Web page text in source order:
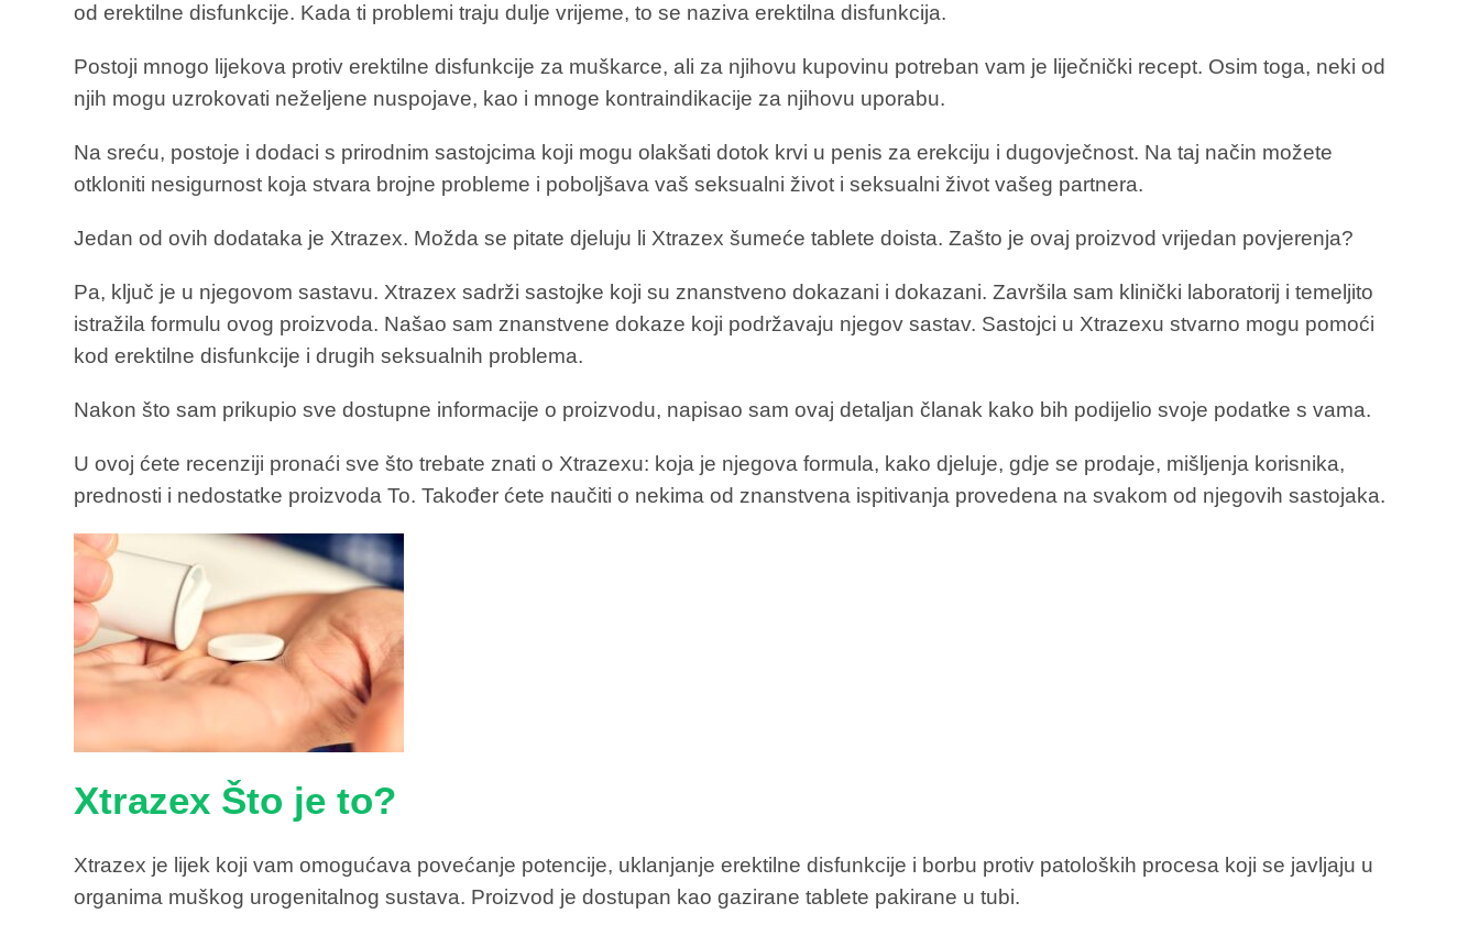
od erektilne disfunkcije. Kada ti problemi traju dulje vrijeme, to se naziva erektilna disfunkcija.
Postoji mnogo lijekova protiv erektilne disfunkcije za muškarce, ali za njihovu kupovinu potreban vam je liječnički recept. Osim toga, neki od
njih mogu uzrokovati neželjene nuspojave, kao i mnoge kontraindikacije za njihovu uporabu.
Na sreću, postoje i dodaci s prirodnim sastojcima koji mogu olakšati dotok krvi u penis za erekciju i dugovječnost. Na taj način možete
otkloniti nesigurnost koja stvara brojne probleme i poboljšava vaš seksualni život i seksualni život vašeg partnera.
Jedan od ovih dodataka je Xtrazex. Možda se pitate djeluju li Xtrazex šumeće tablete doista. Zašto je ovaj proizvod vrijedan povjerenja?
Pa, ključ je u njegovom sastavu. Xtrazex sadrži sastojke koji su znanstveno dokazani i dokazani. Završila sam klinički laboratorij i temeljito
istražila formulu ovog proizvoda. Našao sam znanstvene dokaze koji podržavaju njegov sastav. Sastojci u Xtrazexu stvarno mogu pomoći
kod erektilne disfunkcije i drugih seksualnih problema.
Nakon što sam prikupio sve dostupne informacije o proizvodu, napisao sam ovaj detaljan članak kako bih podijelio svoje podatke s vama.
U ovoj ćete recenziji pronaći sve što trebate znati o Xtrazexu: koja je njegova formula, kako djeluje, gdje se prodaje, mišljenja korisnika,
prednosti i nedostatke proizvoda To. Također ćete naučiti o nekima od znanstvena ispitivanja provedena na svakom od njegovih sastojaka.
Xtrazex Što je to?
Xtrazex je lijek koji vam omogućava povećanje potencije, uklanjanje erektilne disfunkcije i borbu protiv patoloških procesa koji se javljaju u
organima muškog urogenitalnog sustava. Proizvod je dostupan kao gazirane tablete pakirane u tubi.